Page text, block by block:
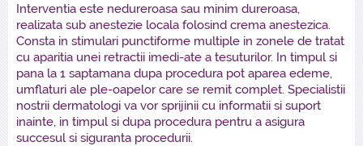
Interventia este nedureroasa sau minim dureroasa,
realizata sub anestezie locala folosind crema anestezica.
Consta in stimulari punctiforme multiple in zonele de tratat
cu aparitia unei retractii imedi-ate a tesuturilor. In timpul si
pana la 1 saptamana dupa procedura pot aparea edeme,
umflaturi ale ple-oapelor care se remit complet. Specialistii
nostrii dermatologi va vor sprijinii cu informatii si suport
inainte, in timpul si dupa procedura pentru a asigura
succesul si siguranta procedurii.